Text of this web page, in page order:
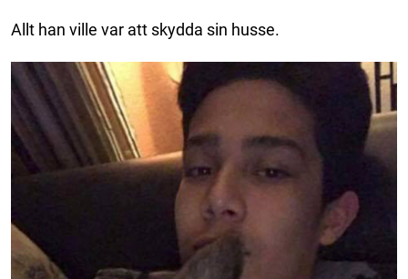
Allt han ville var att skydda sin husse.